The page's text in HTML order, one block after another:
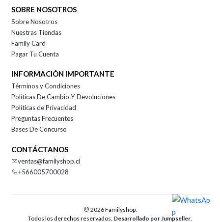
SOBRE NOSOTROS
Sobre Nosotros
Nuestras Tiendas
Family Card
Pagar Tu Cuenta
INFORMACIÓN IMPORTANTE
Términos y Condiciones
Políticas De Cambio Y Devoluciones
Políticas de Privacidad
Preguntas Frecuentes
Bases De Concurso
CONTÁCTANOS
ventas@familyshop.cl
+566005700028
2026 Familyshop.
Todos los derechos reservados. Desarrollado por Jumpseller.